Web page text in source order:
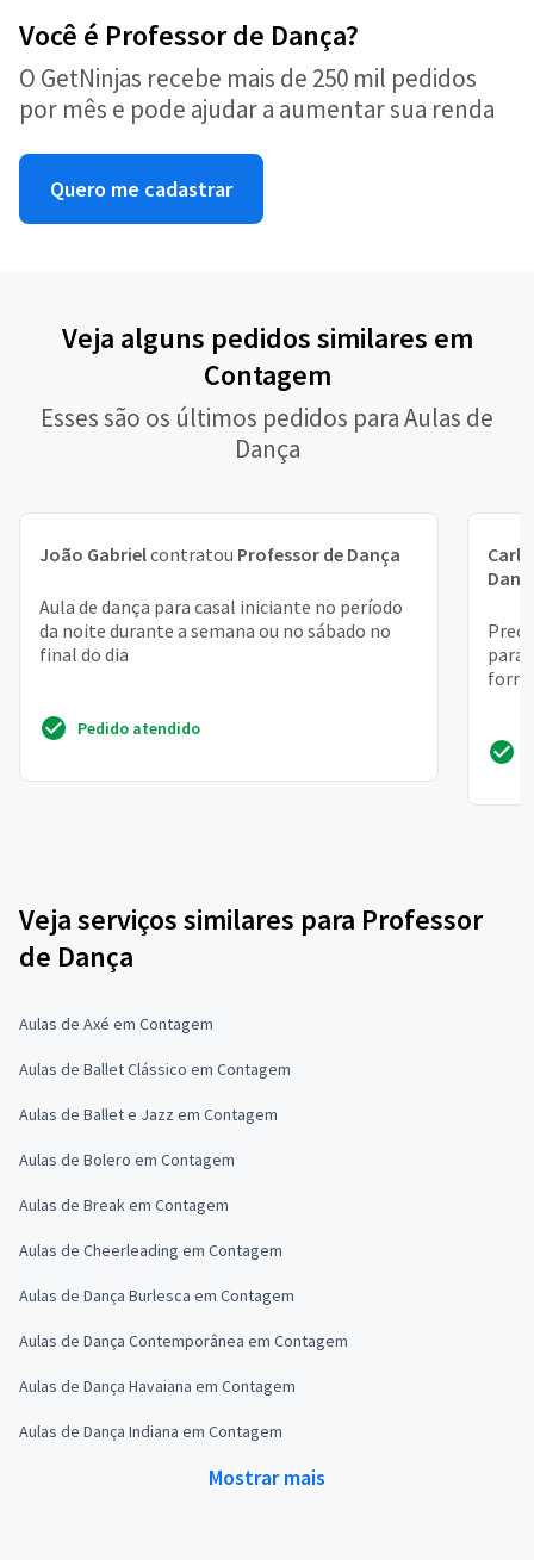
Você é Professor de Dança?
O GetNinjas recebe mais de 250 mil pedidos
por mês e pode ajudar a aumentar sua renda
Quero me cadastrar
Veja alguns pedidos similares em
Contagem
Esses são os últimos pedidos para Aulas de
Dança
João Gabrielcontratou Professor de Dança
Aula de dança para casal iniciante no período
da noite durante a semana ou no sábado no
final do dia
Pedido atendido
para
Veja serviços similares para Professor
de Dança
Aulas de Axé em Contagem
Aulas de Ballet Clássico em Contagem
Aulas de Ballet e Jazz em Contagem
Aulas de Bolero em Contagem
Aulas de Break em Contagem
Aulas de Cheerleading em Contagem
Aulas de Dança Burlesca em Contagem
Aulas de Dança Contemporânea em Contagem
Aulas de Dança Havaiana em Contagem
Aulas de Dança Indiana em Contagem
Mostrar mais